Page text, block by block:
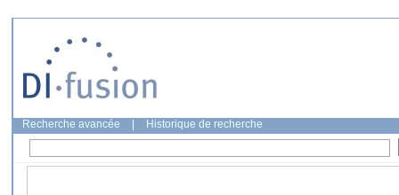
Recherche avancée Historique de recherche